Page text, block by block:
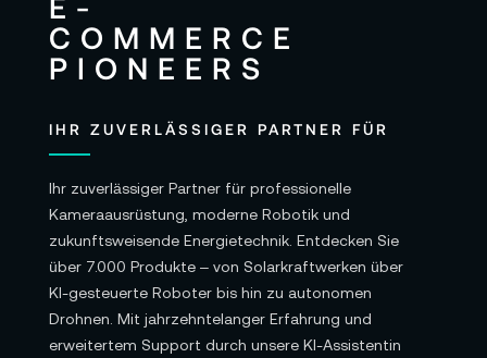
1 x EF-Rückdeckel
2 x Schraubenpakete
1 x Schraubendreher
1 x Garantiekarte
Garantie:
12 Monate Herstellergarantie
IHR ZUVERLÄSSIGER PARTNER FÜR
Ihr zuverlässiger Partner für professionelle
Kameraausrüstung, moderne Robotik und
zukunftsweisende Energietechnik. Entdecken Sie
über 7.000 Produkte – von Solarkraftwerken über
KI-gesteuerte Roboter bis hin zu autonomen
Drohnen. Mit jahrzehntelanger Erfahrung und
erweitertem Support durch unsere KI-Assistentin